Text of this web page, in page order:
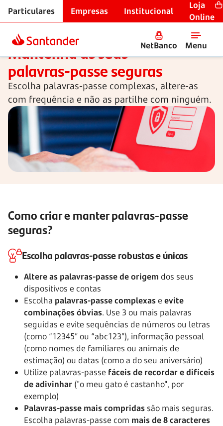
Particulares Empresas Institucional
Loja
Online
NetBanco Menu
Cibersegurança
Mantenha as suas
palavras-passeseguras
Escolha palavras-passe complexas, altere-as
com frequência e não as partilhe com ninguém.
Como criar e manter palavras-passe
seguras?
Escolha palavras-passe robustas e únicas
Altere as palavras-passe de origem dos seus
dispositivos e contas
Escolha palavras-passe complexase evite
combinações óbvias. Use 3 ou mais palavras
seguidas e evite sequências de números ou letras
(como “12345” ou “abc123”), informação pessoal
(como nomes de familiares ou animais de
estimação) ou datas (como a do seu aniversário)
Utilize palavras-passe fáceis de recordar e difíceis
de adivinhar ("o meu gato é castanho", por
exemplo)
Palavras-passe mais compridas são mais seguras.
Escolha palavras-passe com mais de 8 caracteres